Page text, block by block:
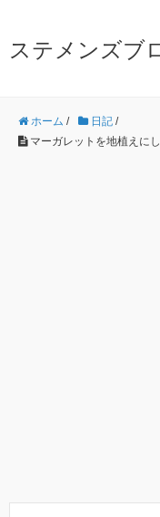
ステメンズブ
ホーム / 日記 /
マーガレットを地植えに